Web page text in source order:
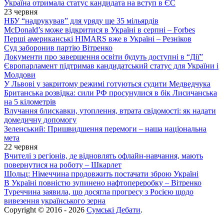
Україна отримала статус кандидата на вступ в ЄС
23 червня
НБУ “надрукував” для уряду ще 35 мільярдів
McDonald’s може відкритися в Україні в серпні – Forbes
Перші американські HIMARS вже в Україні – Резніков
Суд заборонив партію Вітренко
Документи про завершення освіти будуть доступні в “Дії”
Європарламент підтримав кандидатський статус для України і
Молдови
У Львові у закритому режимі готуються судити Медведчука
Британська розвідка: сили РФ просунулися в бік Лисичанська
на 5 кілометрів
Влучання блискавки, утоплення, втрата свідомості: як надати
домедичну допомогу
Зеленський: Пришвидшення перемоги – наша національна
мета
22 червня
Вчителі з регіонів, де відновлять офлайн-навчання, мають
повернутися на роботу – Шкарлет
Шольц: Німеччина продовжить постачати зброю Україні
В Україні повністю зупинено нафтопереробку – Вітренко
Туреччина заявила, що досягла прогресу з Росією щодо
вивезення українського зерна
Copyright © 2016 - 2026 Сумські Дебати.